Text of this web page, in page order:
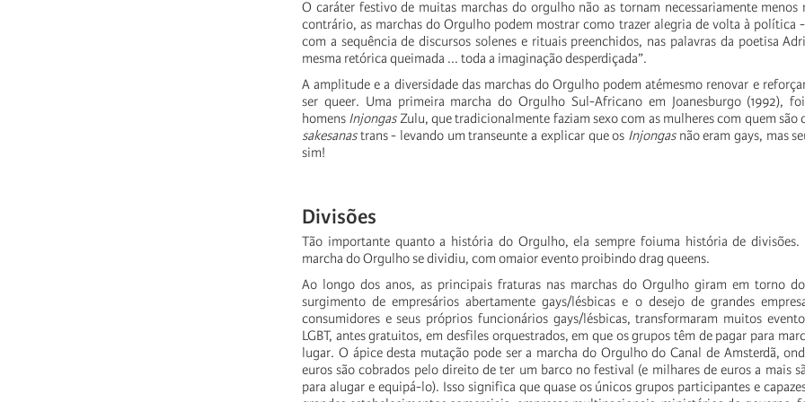
O caráter festivo de muitas marchas do orgulho não as tornam necessariamente
contrário, as marchas do Orgulho podem mostrar como trazer alegria de volta à política
com a sequência de discursos solenes e rituais preenchidos, nas palavras da poetisa
mesma retórica queimada ... toda a imaginação desperdiçada”.
A amplitude e a diversidade das marchas do Orgulho podem atémesmo renovar e
ser queer. Uma primeira marcha do Orgulho Sul-Africano em Joanesburgo (1992),
homens InjongasZulu, que tradicionalmente faziam sexo com as mulheres com quem são
sakesanastrans - levando um transeunte a explicar que os Injongas não eram gays, mas
sim!
Divisões
Tão importante quanto a história do Orgulho, ela sempre foiuma história de divisões.
marcha do Orgulho se dividiu, com omaior evento proibindo drag queens.
Ao longo dos anos, as principais fraturas nas marchas do Orgulho giram em torno
surgimento de empresários abertamente gays/lésbicas e o desejo de grandes
consumidores e seus próprios funcionários gays/lésbicas, transformaram muitos
LGBT, antes gratuitos, em desfiles orquestrados, em que os grupos têm de pagar para
lugar. O ápice desta mutação pode ser a marcha do Orgulho do Canal de Amsterdã,
euros são cobrados pelo direito de ter um barco no festival (e milhares de euros a mais
para alugar e equipá-lo). Isso significa que quase os únicos grupos participantes e